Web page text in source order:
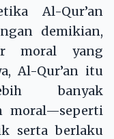
Al-Qur’an
demikian,
moral yang
Al-Qur’an itu
banyak
moral—seperti
serta berlaku